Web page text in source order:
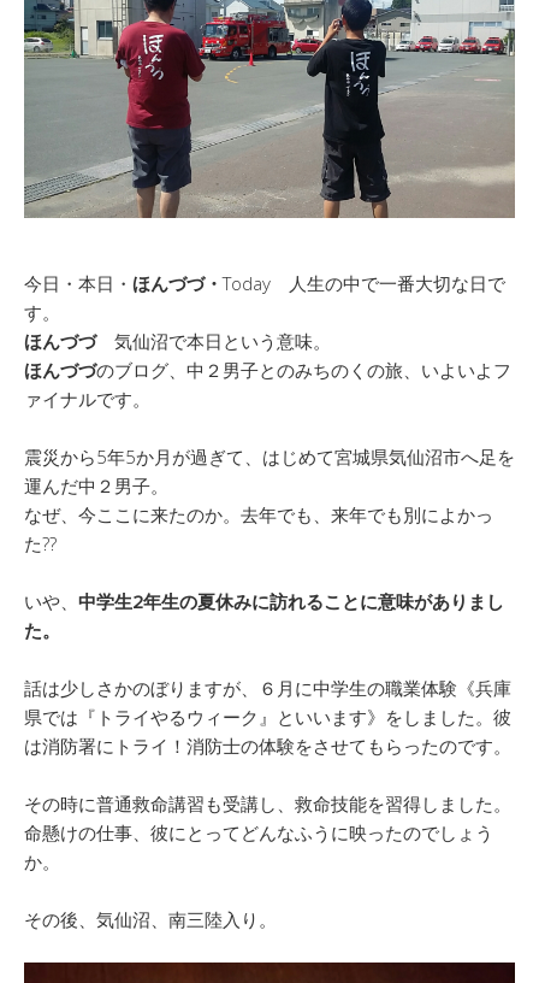
今日・本日・ ほんづづ・Today 人生の中で一番大切な日で
す。
ほんづづ 気仙沼で本日という意味。
ほんづづのブログ、中２男子とのみちのくの旅、いよいよフ
ァイナルです。
震災から5年5か月が過ぎて、はじめて宮城県気仙沼市へ足を
運んだ中２男子。
なぜ、今ここに来たのか。去年でも、来年でも別によかっ
た??
いや、 中学生2年生の夏休みに訪れることに意味がありまし
た。
話は少しさかのぼりますが、６月に中学生の職業体験《兵庫
県では『トライやるウィーク』といいます》をしました。彼
は消防署にトライ！消防士の体験をさせてもらったのです。
その時に普通救命講習も受講し、救命技能を習得しました。
命懸けの仕事、彼にとってどんなふうに映ったのでしょう
か。
その後、気仙沼、南三陸入り。